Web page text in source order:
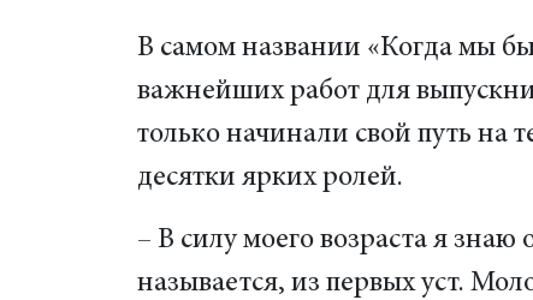
В самом названии «Когда мы
важнейших работ для
только начинали свой путь на
десятки ярких ролей.
– В силу моего возраста я знаю
называется, из первых уст.